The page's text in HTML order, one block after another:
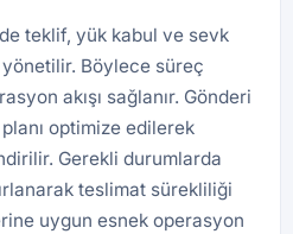
teklif, yük kabul ve sevk
yönetilir. Böylece süreç
akışı sağlanır. Gönderi
optimize edilerek
Gerekli durumlarda
teslimat sürekliliği
uygun esnek operasyon